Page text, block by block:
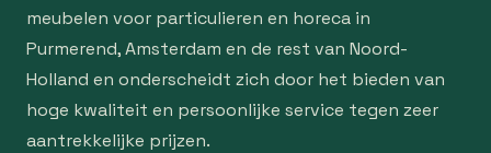
meubelen voor particulieren en horeca in
Purmerend, Amsterdam en de rest van Noord-
Holland en onderscheidt zich door het bieden van
hoge kwaliteit en persoonlijke service tegen zeer
aantrekkelijke prijzen.